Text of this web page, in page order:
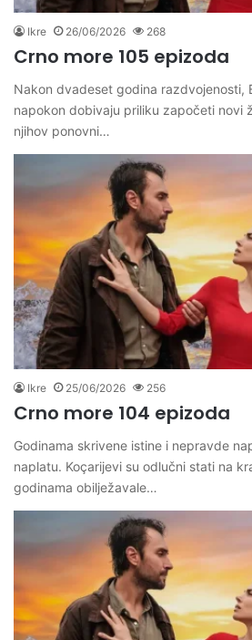
Ikre 26/06/2026 268
Crno more 105 epizoda
Nakon dvadeset godina razdvojenosti,
napokon dobivaju priliku započeti novi
njihov ponovni…
Ikre 25/06/2026 256
Crno more 104 epizoda
Godinama skrivene istine i nepravde
naplatu. Koçarijevi su odlučni stati na
godinama obilježavale…